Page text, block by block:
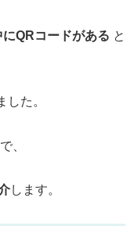
QRコードがある と
した。
、
します。